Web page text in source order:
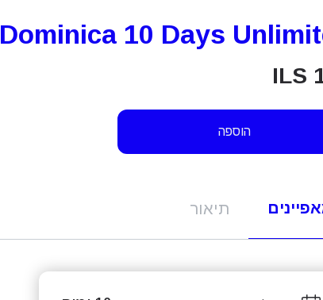
Dominica 10 Days
ILS
הוספה
תיאור